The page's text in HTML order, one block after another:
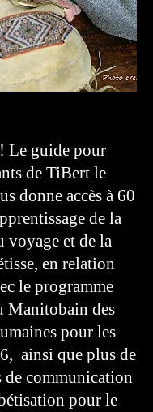
Le guide pour
de TiBert le
donne accès à 60
de la
voyage et de la
en relation
le programme
Manitobain des
pour les
ainsi que plus de
de communication
pour le